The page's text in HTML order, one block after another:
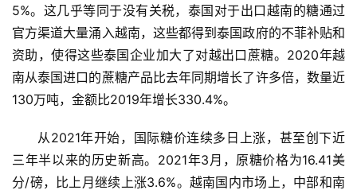
首
页
网
公
5%。这几乎等同于没有关税，泰国对于出口越南的糖通过
官方渠道大量涌入越南，这些都得到泰国政府的不菲补贴和
资助，使得这些泰国企业加大了对越出口蔗糖。2020年越
南从泰国进口的蔗糖产品比去年同期增长了许多倍，数量近
130万吨，金额比2019年增长330.4%。
从2021年开始，国际糖价连续多日上涨，甚至创下近
三年半以来的历史新高。2021年3月，原糖价格为16.41美
分/磅，比上月继续上涨3.6%。越南国内市场上，中部和南